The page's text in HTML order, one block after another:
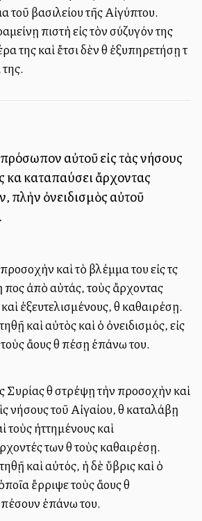
τοῦ βασιλείου τῆς Αἰγύπτου.
πιστὴ εἰς τὸν σύζυγόν της
της καὶ ἔτσι δὲν θὰ ἐξυπηρετήσῃ τὰ
πρόσωπον αὐτοῦ εἰς τὰς νήσους
καὶ καταπαύσει ἄρχοντας
πλὴν ὀνειδισμὸς αὐτοῦ
καὶ τὸ βλέμμα του εἰς τὰς
ἀπὸ αὐτάς, τοὺς ἄρχοντας
ἐξευτελισμένους, θὰ καθαιρέσῃ.
καὶ αὐτὸς καὶ ὁ ὀνειδισμός, εἰς
ἄλλους θὰ πέσῃ ἐπάνω του.
Συρίας θὰ στρέψῃ τὴν προσοχὴν καὶ
νήσους τοῦ Αἰγαίου, θὰ καταλάβῃ
τοὺς ἡττημένους καὶ
των θὰ τοὺς καθαιρέσῃ.
καὶ αὐτός, ἡ δὲ ὕβρις καὶ ὁ
ἔρριψε τοὺς ἄλλους θὰ
πέσουν ἐπάνω του.